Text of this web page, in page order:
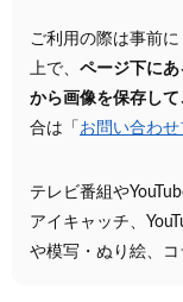
ご利用の際は事前に
上で、 ページ下に
から画像を保存して
合は「 お問い合わせ
テレビ番組や
アイキャッチ、
や模写・ぬり絵、コ